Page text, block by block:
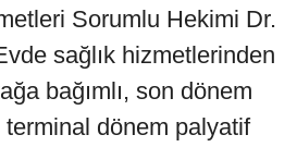
Sorumlu Hekimi Dr.
sağlık hizmetlerinden
bağımlı, son dönem
terminal dönem palyatif